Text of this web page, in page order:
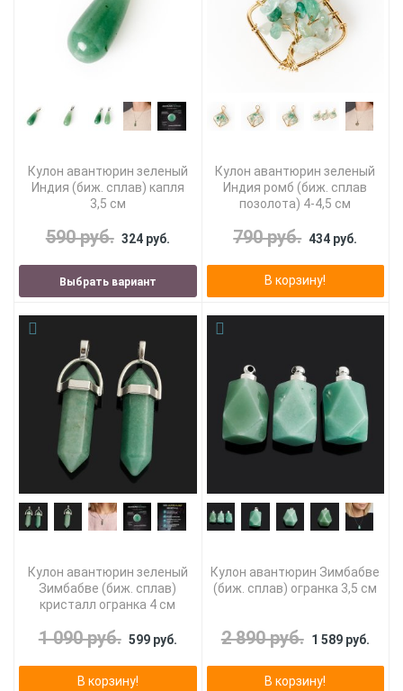
Кулон авантюрин зеленый
Индия (биж. сплав) капля
3,5 см
590 руб. 324 руб.
Выбрать вариант
Кулон авантюрин зеленый
Индия ромб (биж. сплав
позолота) 4-4,5 см
790 руб. 434 руб.
В корзину!
Кулон авантюрин зеленый
Зимбабве (биж. сплав)
кристалл огранка 4 см
1 090 руб. 599 руб.
В корзину!
Кулон авантюрин Зимбабве
(биж. сплав) огранка 3,5 см
2 890 руб. 1 589 руб.
В корзину!